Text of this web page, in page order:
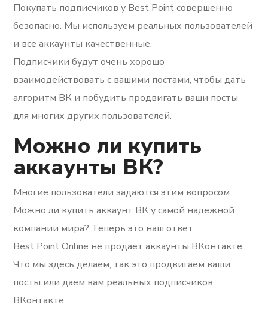
Покупать подписчиков у Best Point совершенно
безопасно. Мы используем реальных пользователей
и все аккаунты качественные.
Подписчики будут очень хорошо
взаимодействовать с вашими постами, чтобы дать
алгоритм ВК и побудить продвигать ваши посты
для многих других пользователей.
Можно ли купить
аккаунты ВК?
Многие пользователи задаются этим вопросом.
Можно ли купить аккаунт ВК у самой надежной
компании мира? Теперь это наш ответ:
Best Point Online не продает аккаунты ВКонтакте.
Что мы здесь делаем, так это продвигаем ваши
посты или даем вам реальных подписчиков
ВКонтакте.